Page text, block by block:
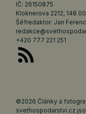
IČ: 26150875
Kloknerova 2212, 148 00
Šéfredaktor: Jan Ferenc
+420 777 221 251
©2026 Články a
svethospodarstvi.cz